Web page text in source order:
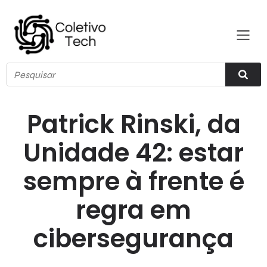
Patrick Rinski, da
Unidade 42: estar
sempre à frente é
regra em
cibersegurança